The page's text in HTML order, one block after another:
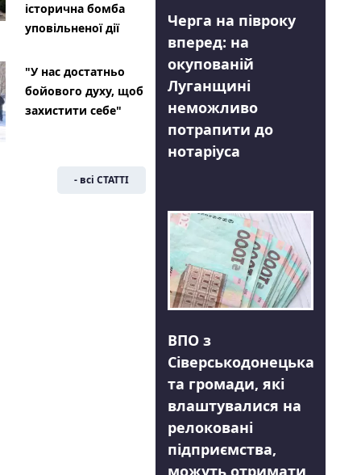
історична бомба
уповільненої дії
"У нас достатньо
бойового духу, щоб
захистити себе"
- всі СТАТТІ
Черга на півроку
вперед: на
окупованій
Луганщині
неможливо
потрапити до
нотаріуса
ВПО з
Сіверськодонецька
та громади, які
влаштувалися на
релоковані
підприємства,
можуть отримати